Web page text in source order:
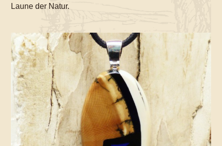
Laune der Natur.